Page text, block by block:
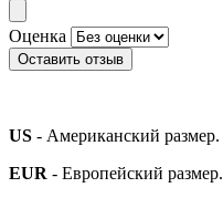
Оценка
Оставить отзыв
US - Американский размер.
EUR - Европейский размер.